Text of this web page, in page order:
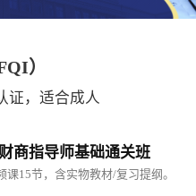
）
证，适合成人
商指导师基础通关班
课15节，含实物教材/复习提纲。